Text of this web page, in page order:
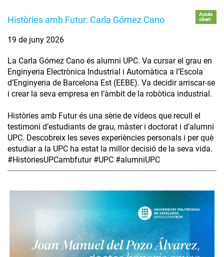
Històries amb Futur: Carla Gómez Cano
Accés
obert
19 de juny 2026
La Carla Gómez Cano és alumni UPC. Va cursar el grau en
Enginyeria Electrònica Industrial i Automàtica a l’Escola
d’Enginyeria de Barcelona Est (EEBE). Va decidir arriscar-se
i crear la seva empresa en l’àmbit de la robòtica industrial.
Històries amb Futur és una sèrie de vídeos que recull el
testimoni d’estudiants de grau, màster i doctorat i d’alumni
UPC. Descobreix les seves experiències personals i per què
estudiar a la UPC ha estat la millor decisió de la seva vida.
#HistòriesUPCambfutur #UPC #alumniUPC